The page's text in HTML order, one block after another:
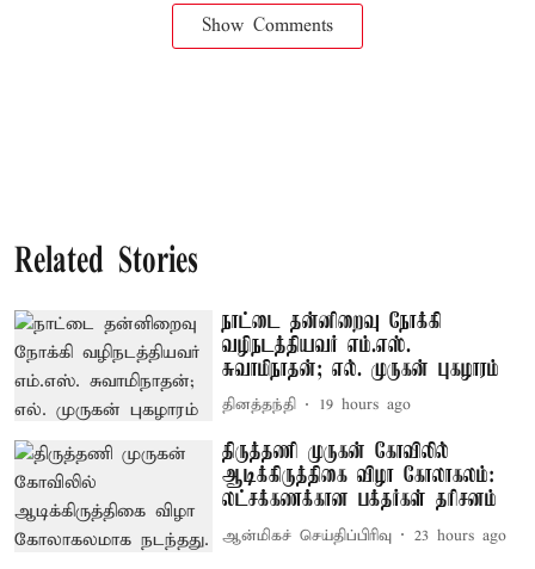
Show Comments
Related Stories
நாட்டை தன்னிறைவு நோக்கி
வழிநடத்தியவர் எம்.எஸ்.
சுவாமிநாதன்; எல். முருகன் புகழாரம்
தினத்தந்தி 19 hours ago
திருத்தணி முருகன் கோவிலில்
ஆடிக்கிருத்திகை விழா கோலாகலம்:
லட்சக்கணக்கான பக்தர்கள் தரிசனம்
ஆன்மிகச் செய்திப்பிரிவு 23 hours ago